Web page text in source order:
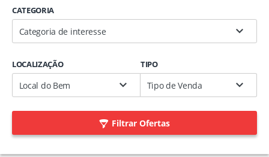
CATEGORIA
Categoria de interesse
LOCALIZAÇÃO
Local do Bem
TIPO
Tipo de Venda
Filtrar Ofertas